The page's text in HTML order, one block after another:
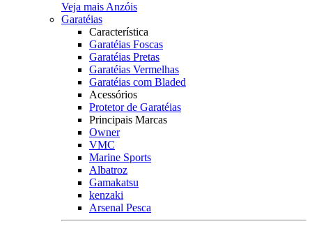
Veja mais Anzóis
Garatéias
Característica
Garatéias Foscas
Garatéias Pretas
Garatéias Vermelhas
Garatéias com Bladed
Acessórios
Protetor de Garatéias
Principais Marcas
Owner
VMC
Marine Sports
Albatroz
Gamakatsu
kenzaki
Arsenal Pesca